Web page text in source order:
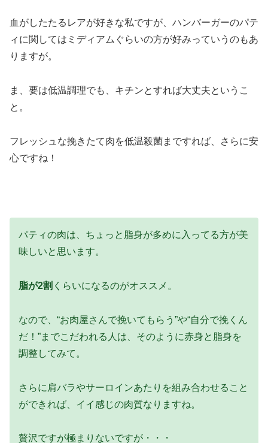
血がしたたるレアが好きな私ですが、ハンバーガーのパテ
ィに関してはミディアムぐらいの方が好みっていうのもあ
りますが。
ま、要は低温調理でも、キチンとすれば大丈夫というこ
と。
フレッシュな挽きたて肉を低温殺菌まですれば、さらに安
心ですね！
パティの肉は、ちょっと脂身が多めに入ってる方が美
味しいと思います。
脂が2割 くらいになるのがオススメ。
なので、“お肉屋さんで挽いてもらう”や“自分で挽くん
だ！”までこだわれる人は、そのように赤身と脂身を
調整してみて。
さらに肩バラやサーロインあたりを組み合わせること
ができれば、イイ感じの肉質なりますね。
贅沢ですが極まりないですが・・・